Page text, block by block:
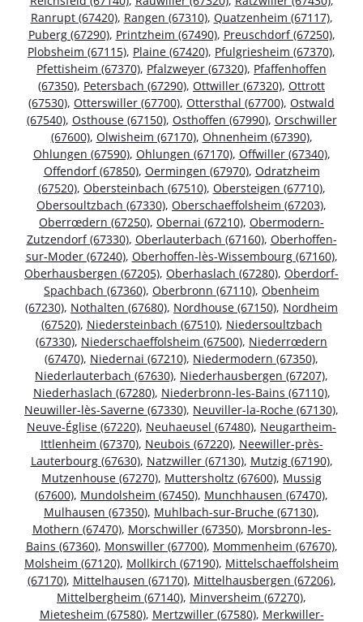
Ranrupt (67420), Rangen (67310), Quatzenheim (67117),
Puberg (67290), Printzheim (67490), Preuschdorf (67250),
Plobsheim (67115), Plaine (67420), Pfulgriesheim (67370),
Pfettisheim (67370), Pfalzweyer (67320), Pfaffenhoffen
(67350), Petersbach (67290), Ottwiller (67320), Ottrott
(67530), Otterswiller (67700), Ottersthal (67700), Ostwald
(67540), Osthouse (67150), Osthoffen (67990), Orschwiller
(67600), Olwisheim (67170), Ohnenheim (67390),
Ohlungen (67590), Ohlungen (67170), Offwiller (67340),
Offendorf (67850), Oermingen (67970), Odratzheim
(67520), Obersteinbach (67510), Obersteigen (67710),
Obersoultzbach (67330), Oberschaeffolsheim (67203),
Oberrœdern (67250), Obernai (67210), Obermodern-
Zutzendorf (67330), Oberlauterbach (67160), Oberhoffen-
sur-Moder (67240), Oberhoffen-lès-Wissembourg (67160),
Oberhausbergen (67205), Oberhaslach (67280), Oberdorf-
Spachbach (67360), Oberbronn (67110), Obenheim
(67230), Nothalten (67680), Nordhouse (67150), Nordheim
(67520), Niedersteinbach (67510), Niedersoultzbach
(67330), Niederschaeffolsheim (67500), Niederrœdern
(67470), Niedernai (67210), Niedermodern (67350),
Niederlauterbach (67630), Niederhausbergen (67207),
Niederhaslach (67280), Niederbronn-les-Bains (67110),
Neuwiller-lès-Saverne (67330), Neuviller-la-Roche (67130),
Neuve-Église (67220), Neuhaeusel (67480), Neugartheim-
Ittlenheim (67370), Neubois (67220), Neewiller-près-
Lauterbourg (67630), Natzwiller (67130), Mutzig (67190),
Mutzenhouse (67270), Muttersholtz (67600), Mussig
(67600), Mundolsheim (67450), Munchhausen (67470),
Mulhausen (67350), Muhlbach-sur-Bruche (67130),
Mothern (67470), Morschwiller (67350), Morsbronn-les-
Bains (67360), Monswiller (67700), Mommenheim (67670),
Molsheim (67120), Mollkirch (67190), Mittelschaeffolsheim
(67170), Mittelhausen (67170), Mittelhausbergen (67206),
Mittelbergheim (67140), Minversheim (67270),
Mietesheim (67580), Mertzwiller (67580), Merkwiller-